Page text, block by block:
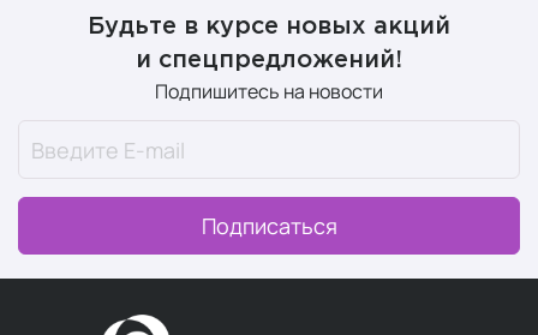
Будьте в курсе новых акций
и спецпредложений!
Подпишитесь на новости
Подписаться